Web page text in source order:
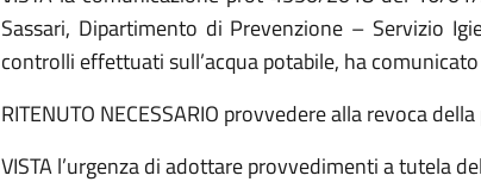
Sassari, Dipartimento di Prevenzione – Servizio
controlli effettuati sull’acqua potabile, ha
RITENUTO NECESSARIO provvedere alla revoca
VISTA l’urgenza di adottare provvedimenti a tutela